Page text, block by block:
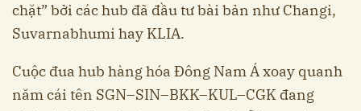
chặt” bởi các hub đã đầu tư bài bản như Changi,
Suvarnabhumi hay KLIA.
Cuộc đua hub hàng hóa Đông Nam Á xoay quanh
năm cái tên SGN–SIN–BKK–KUL–CGK đang